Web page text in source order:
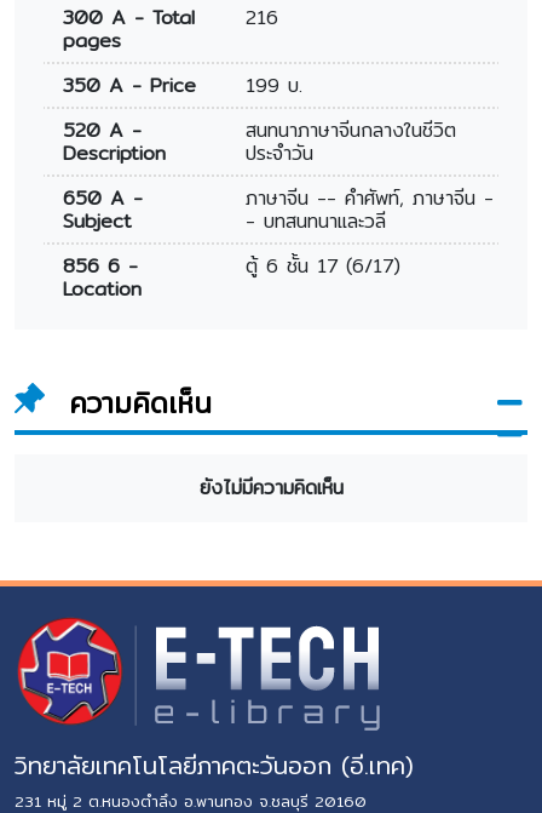
300 A - Total
pages
216
350 A - Price
199 บ.
520 A -
Description
สนทนาภาษาจีนกลางในชีวิต
ประจำวัน
650 A -
Subject
ภาษาจีน -- คำศัพท์, ภาษาจีน -
- บทสนทนาและวลี
856 6 -
Location
ตู้ 6 ชั้น 17 (6/17)
ความคิดเห็น
ยังไม่มีความคิดเห็น
วิทยาลัยเทคโนโลยีภาคตะวันออก (อี.เทค)
231 หมู่ 2 ต.หนองตำลึง อ.พานทอง จ.ชลบุรี 20160